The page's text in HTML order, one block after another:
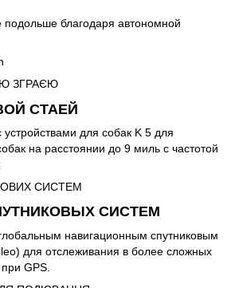
подольше благодаря автономной
СТАЕЙ
для собак K 5 для
на расстоянии до 9 миль с частотой
СИСТЕМ
навигационным спутниковым
для отслеживания в более сложных
GPS.